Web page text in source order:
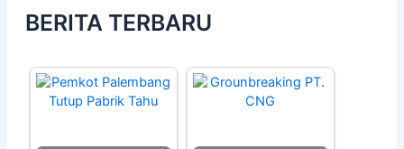
BERITA TERBARU